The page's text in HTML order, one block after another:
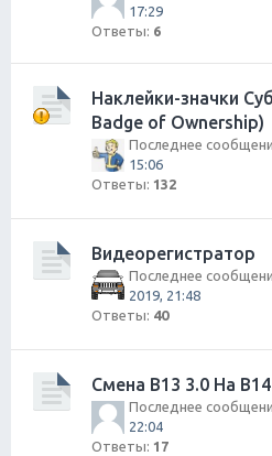
17:29
Ответы: 6
Наклейки-значки
Badge of Ownership)
Последнее
15:06
Ответы: 132
Видеорегистратор
Последнее
2019, 21:48
Ответы: 40
Смена B13 3.0 На
Последнее
22:04
Ответы: 17